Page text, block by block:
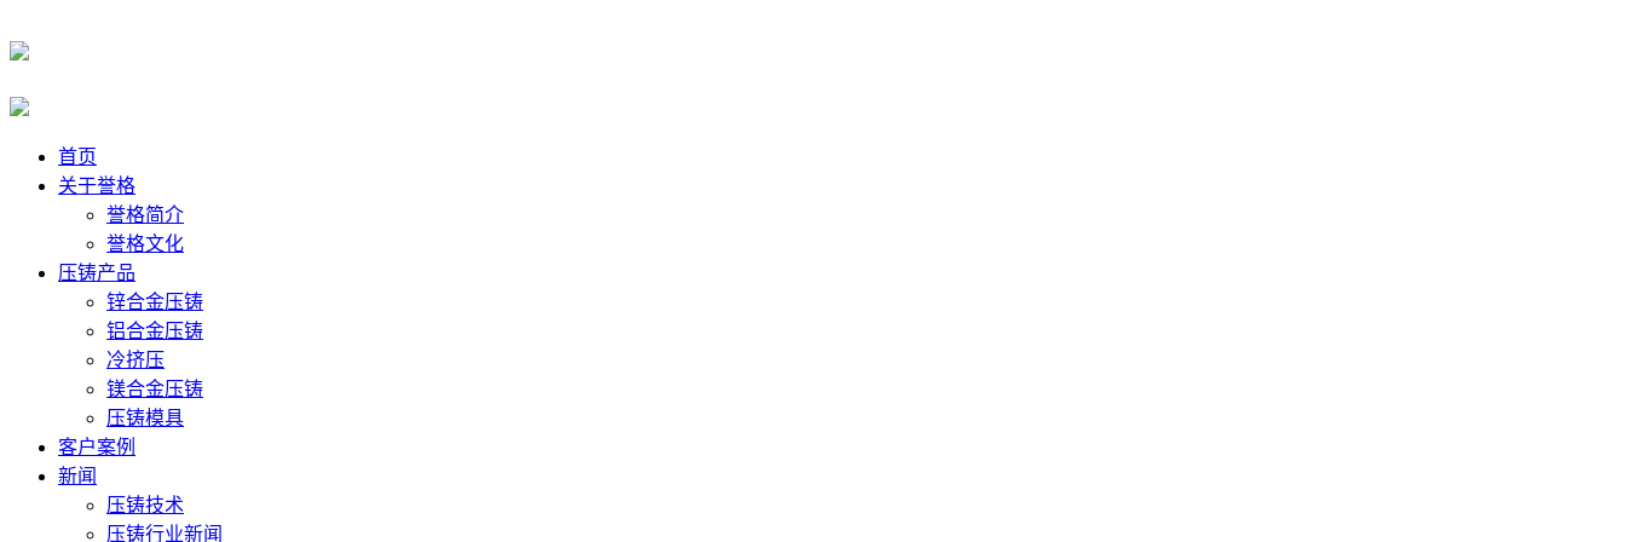
首页
关于誉格
誉格简介
誉格文化
压铸产品
锌合金压铸
铝合金压铸
冷挤压
镁合金压铸
压铸模具
客户案例
新闻
压铸技术
压铸行业新闻